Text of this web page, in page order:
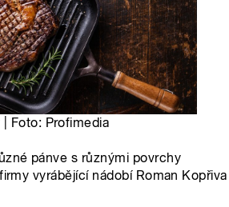
Foto: Profimedia
pánve s různými povrchy
vyrábějící nádobí Roman Kopřiva